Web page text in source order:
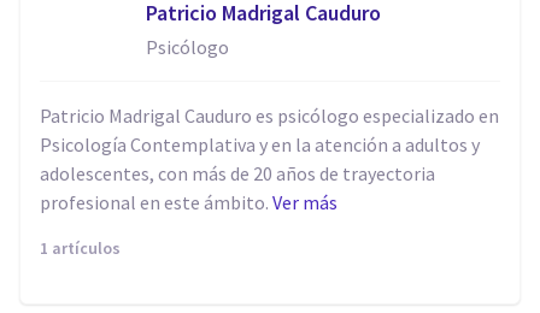
Patricio Madrigal Cauduro
Psicólogo
Patricio Madrigal Cauduro es psicólogo especializado en
Psicología Contemplativa y en la atención a adultos y
adolescentes, con más de 20 años de trayectoria
profesional en este ámbito. Ver más
1 artículos